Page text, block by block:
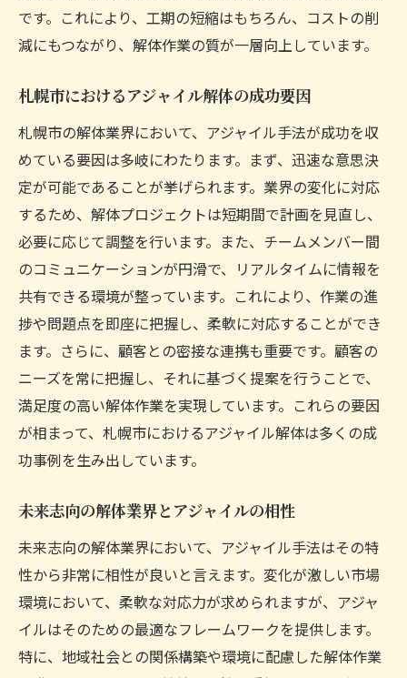
効率的な解体を実現するためのアジャイル
戦略
札幌における解体の最前線: 環境に優しいアプロ
環境配慮型解体の最前線を行くアジャイル
札幌市の解体作業での環境保護対策
アジャイル手法で実現する持続可能な解体
循環型社会を目指す札幌の解体業界
アジャイルによる廃棄物管理の改善
解体と環境保護を両立するアプローチ
北海道で進化する解体業界とアジャイルの役割
北海道の解体業界におけるアジャイルの導
入背景
地域特性を考慮したアジャイル解体の進化
アジャイル手法で北海道の解体業界をリー
札幌市のアジャイル解体が他地域に与える
影響
アジャイルによる解体業界の次世代技術
北海道の解体業界におけるアジャイルの成
果
アジャイル解体がもたらす地域社会への影響
です。これにより、工期の短縮はもちろん、コストの削
減にもつながり、解体作業の質が一層向上しています。
札幌市におけるアジャイル解体の成功要因
札幌市の解体業界において、アジャイル手法が成功を収
めている要因は多岐にわたります。まず、迅速な意思決
定が可能であることが挙げられます。業界の変化に対応
するため、解体プロジェクトは短期間で計画を見直し、
必要に応じて調整を行います。また、チームメンバー間
のコミュニケーションが円滑で、リアルタイムに情報を
共有できる環境が整っています。これにより、作業の進
捗や問題点を即座に把握し、柔軟に対応することができ
ます。さらに、顧客との密接な連携も重要です。顧客の
ニーズを常に把握し、それに基づく提案を行うことで、
満足度の高い解体作業を実現しています。これらの要因
が相まって、札幌市におけるアジャイル解体は多くの成
功事例を生み出しています。
未来志向の解体業界とアジャイルの相性
未来志向の解体業界において、アジャイル手法はその特
性から非常に相性が良いと言えます。変化が激しい市場
環境において、柔軟な対応力が求められますが、アジャ
イルはそのための最適なフレームワークを提供します。
特に、地域社会との関係構築や環境に配慮した解体作業